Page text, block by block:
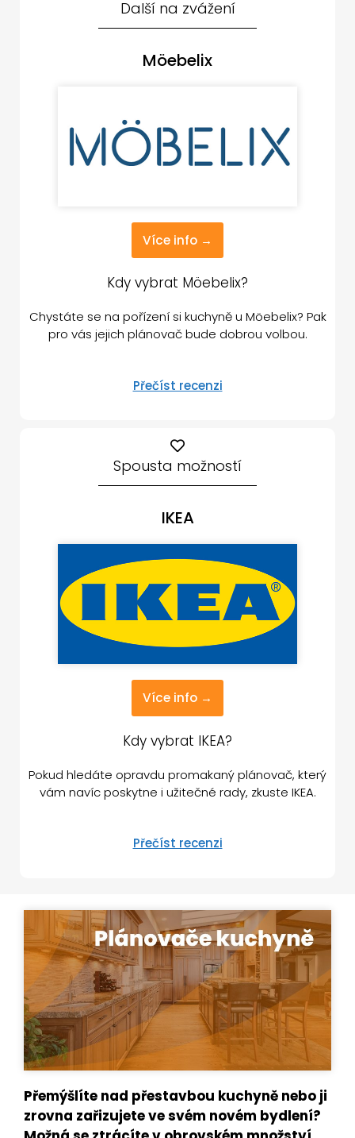
Další na zvážení
Möebelix
Více info →
Kdy vybrat Möebelix?
Chystáte se na pořízení si kuchyně u Möebelix? Pak
pro vás jejich plánovač bude dobrou volbou.
Přečíst recenzi
Spousta možností
IKEA
Více info →
Kdy vybrat IKEA?
Pokud hledáte opravdu promakaný plánovač, který
vám navíc poskytne i užitečné rady, zkuste IKEA.
Přečíst recenzi
Přemýšlíte nad přestavbou kuchyně nebo ji
zrovna zařizujete ve svém novém bydlení?